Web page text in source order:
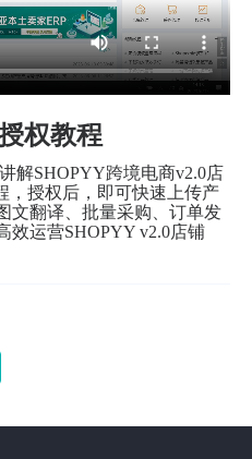
权教程
解SHOPYY跨境电商v2.0店
，授权后，即可快速上传产
文翻译、批量采购、订单发
效运营SHOPYY v2.0店铺